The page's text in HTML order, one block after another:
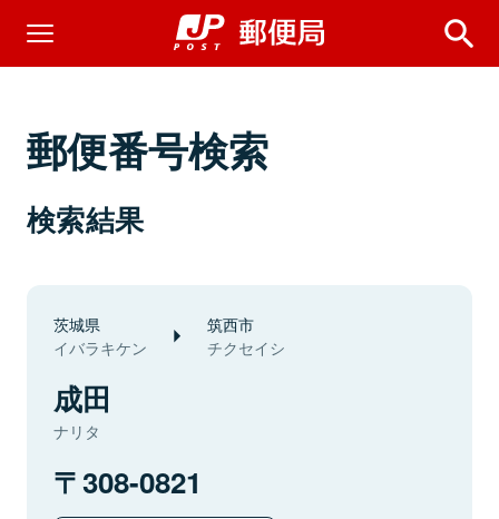
郵便番号検索
検索結果
茨城県
イバラキケン
筑西市
チクセイシ
成田
ナリタ
308-0821